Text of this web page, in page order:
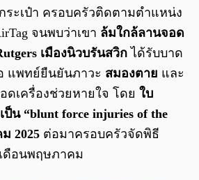
ระเป๋า ครอบครัวติดตามตำแหน่ง
จนพบว่าเขา ล้มใกล้ลานจอด
เมืองนิวบรันสวิก ได้รับบาด
แพทย์ยืนยันภาวะ สมองตาย และ
เครื่องช่วยหายใจ โดย ใบ
น “blunt force injuries of the
2025 ต่อมาครอบครัวจัดพิธี
ดือนพฤษภาคม